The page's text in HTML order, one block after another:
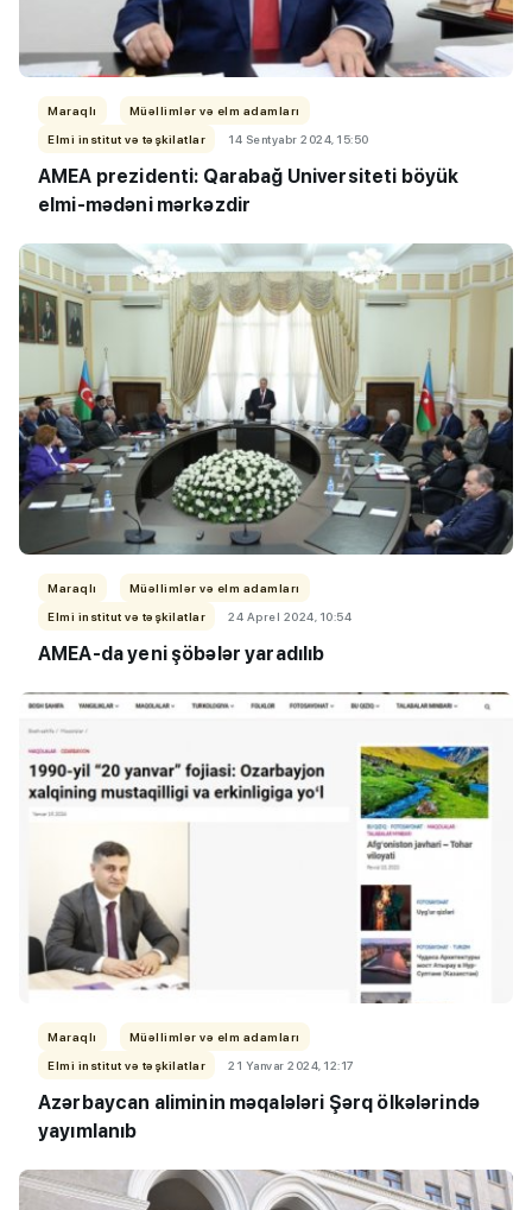
Maraqlı
Müəllimlər və elm adamları
Elmi institut və təşkilatlar
14 Sentyabr 2024, 15:50
AMEA prezidenti: Qarabağ Universiteti böyük
elmi-mədəni mərkəzdir
Maraqlı
Müəllimlər və elm adamları
Elmi institut və təşkilatlar
24 Aprel 2024, 10:54
AMEA-da yeni şöbələr yaradılıb
Maraqlı
Müəllimlər və elm adamları
Elmi institut və təşkilatlar
21 Yanvar 2024, 12:17
Azərbaycan aliminin məqalələri Şərq ölkələrində
yayımlanıb